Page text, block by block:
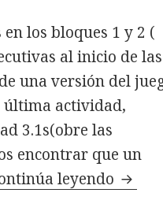
los bloques 1 y 2 (
al inicio de las
una versión del
última actividad,
3.1s(obre las
encontrar que un
leyendo 3.2.